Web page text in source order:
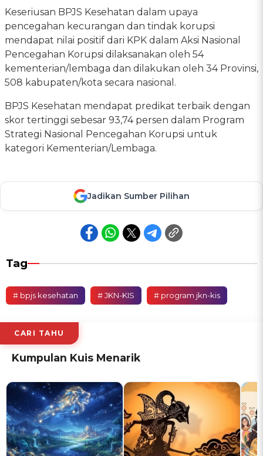
Keseriusan BPJS Kesehatan dalam upaya
pencegahan kecurangan dan tindak korupsi
mendapat nilai positif dari KPK dalam Aksi Nasional
Pencegahan Korupsi dilaksanakan oleh 54
kementerian/lembaga dan dilakukan oleh 34 Provinsi,
508 kabupaten/kota secara nasional.
BPJS Kesehatan mendapat predikat terbaik dengan
skor tertinggi sebesar 93,74 persen dalam Program
Strategi Nasional Pencegahan Korupsi untuk
kategori Kementerian/Lembaga.
Jadikan Sumber Pilihan
Tag
# bpjs kesehatan # JKN-KIS # program jkn-kis
CARI TAHU
Kumpulan Kuis Menarik